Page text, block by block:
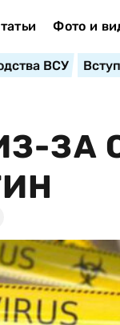
Фото и
ВСУ
ЗА